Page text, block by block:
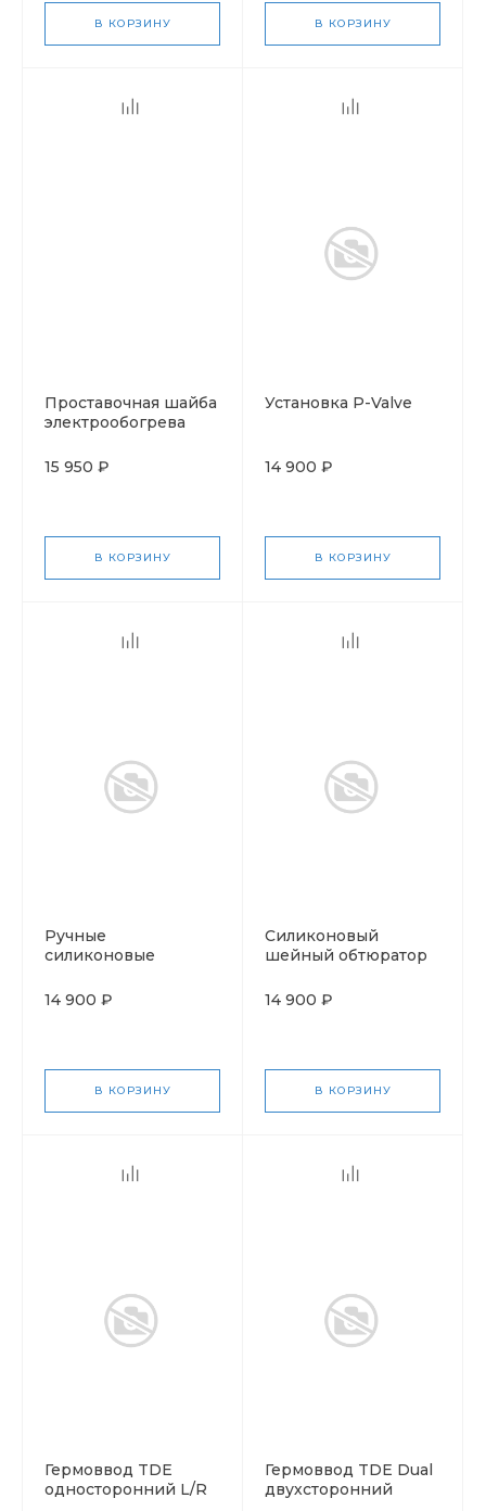
В КОРЗИНУ В КОРЗИНУ
Проставочная шайба
электрообогрева
15 950 ₽
В КОРЗИНУ
Установка P-Valve
14 900 ₽
В КОРЗИНУ
Ручные
силиконовые
Quick Cuff
14 900 ₽
В КОРЗИНУ
Силиконовый
шейный обтюратор
14 900 ₽
В КОРЗИНУ
Гермоввод TDE
односторонний L/R
Гермоввод TDE Dual
двухсторонний